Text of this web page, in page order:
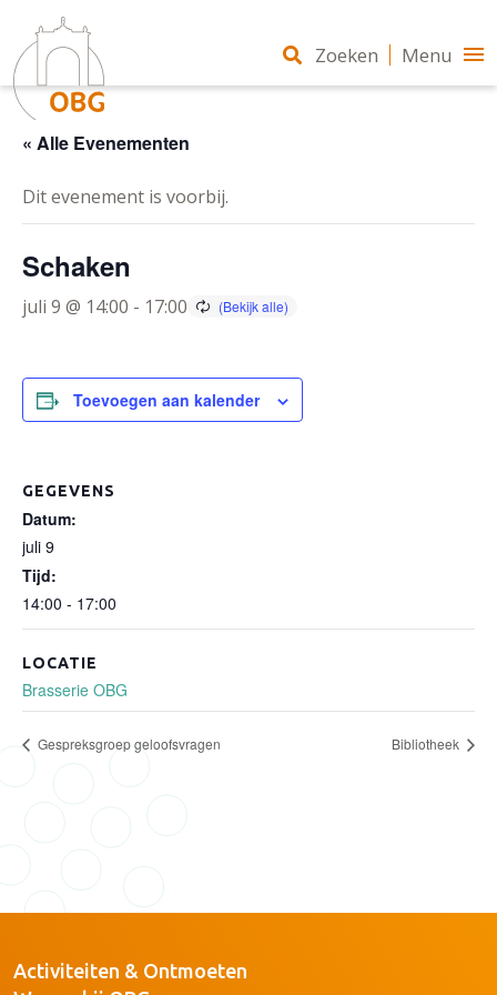
« Alle Evenementen
Dit evenement is voorbij.
Schaken
juli 9 @ 14:00 - 17:00
Toevoegen aan kalender
GEGEVENS
Datum:
juli 9
Tijd:
14:00 - 17:00
LOCATIE
Brasserie OBG
Gespreksgroep geloofsvragen Bibliotheek
Activiteiten & Ontmoeten
Zoeken Menu